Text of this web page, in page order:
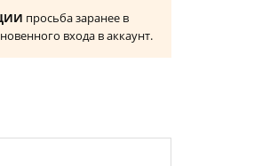
просьба заранее в
входа в аккаунт.